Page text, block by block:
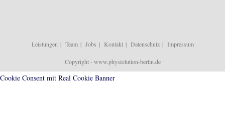
Leistungen Team Jobs Kontakt Datenschutz Impressum
Copyright - www.physiolution-berlin.de
Cookie Consent mit Real Cookie Banner